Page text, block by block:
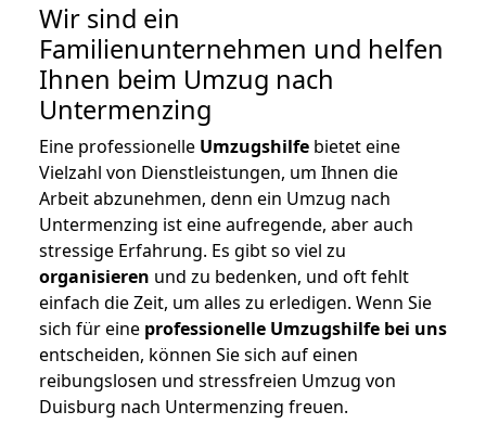
Wir sind ein
Familienunternehmen und helfen
Ihnen beim Umzug nach
Untermenzing
Eine professionelle Umzugshilfe bietet eine
Vielzahl von Dienstleistungen, um Ihnen die
Arbeit abzunehmen, denn ein Umzug nach
Untermenzing ist eine aufregende, aber auch
stressige Erfahrung. Es gibt so viel zu
organisieren und zu bedenken, und oft fehlt
einfach die Zeit, um alles zu erledigen. Wenn Sie
sich für eine professionelle Umzugshilfe bei uns
entscheiden, können Sie sich auf einen
reibungslosen und stressfreien Umzug von
Duisburg nach Untermenzing freuen.